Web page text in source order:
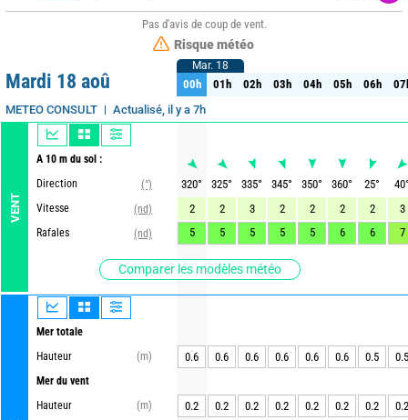
Pas d'avis de coup de vent.
Risque météo
Mardi 18 aoû
METEO CONSULT Actualisé, il y a 7h
VENT
A 10 m du sol :
Direction
(°)
Vitesse
(nd)
Rafales
(nd)
Comparer les modèles météo
Mer totale
Hauteur
(m)
Mer du vent
Hauteur
(m)
Mar. 18
00h 01h 02h 03h 04h 05h 06h
Mar. 18
00h 01h 02h 03h 04h 05h 06h
320° 325° 335° 345° 350° 360° 25° 40
2
2 3 2 2 2 2
3
5
5 5 5 5 6 6 7
0.6 0.6 0.6 0.6 0.6 0.6 0.5 0.5
0.2 0.2 0.2 0.2 0.2 0.2 0.2 0.2